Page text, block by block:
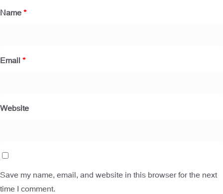
Name*
Email*
Website
Save my name, email, and website in this browser for the next
time I comment.